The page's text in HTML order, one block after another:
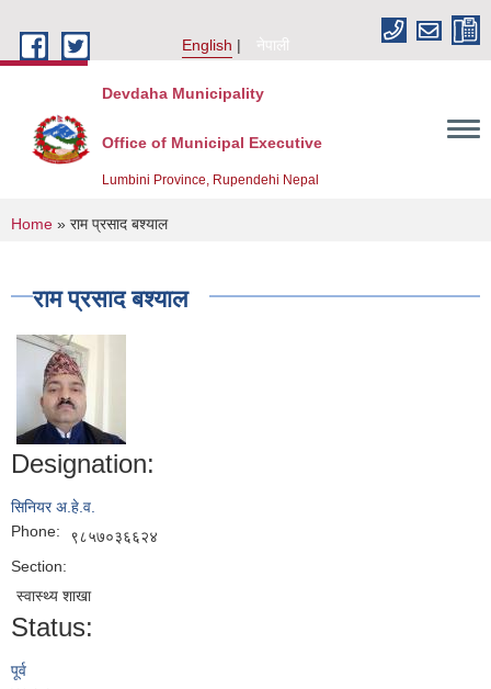
English
नेपाली
Devdaha Municipality
Office of Municipal Executive
Lumbini Province, Rupendehi Nepal
You are here
Home » राम प्रसाद बश्याल
राम प्रसाद बश्याल
Designation:
सिनियर अ.हे.व.
Phone:
९८५७०३६६२४
Section:
स्वास्थ्य शाखा
Status:
पूर्व